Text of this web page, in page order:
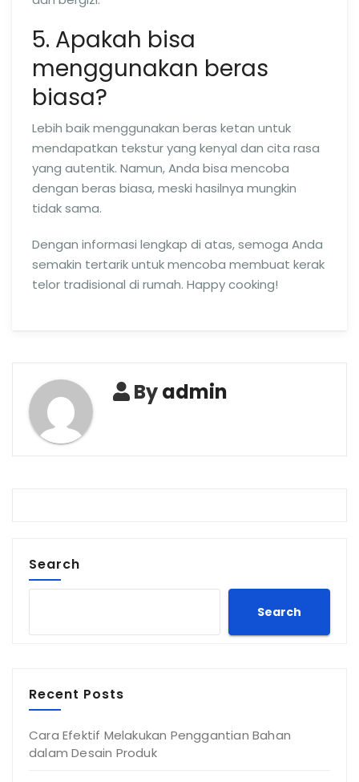
5. Apakah bisa
menggunakan beras
biasa?
Lebih baik menggunakan beras ketan untuk
mendapatkan tekstur yang kenyal dan cita rasa
yang autentik. Namun, Anda bisa mencoba
dengan beras biasa, meski hasilnya mungkin
tidak sama.
Dengan informasi lengkap di atas, semoga Anda
semakin tertarik untuk mencoba membuat kerak
telor tradisional di rumah. Happy cooking!
Byadmin
Search
Search
Recent Posts
Cara Efektif Melakukan Penggantian Bahan
dalam Desain Produk